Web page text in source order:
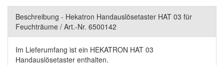
Beschreibung - Hekatron Handauslösetaster HAT 03 für
Feuchträume / Art.-Nr. 6500142
Im Lieferumfang ist ein HEKATRON HAT 03
Handauslösetaster enthalten.